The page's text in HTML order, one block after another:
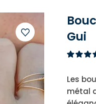
Ajouter
à
votre
liste
d'envies
Gui
Les
métal